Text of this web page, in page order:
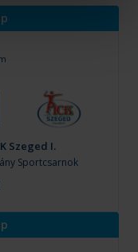
Szeged I.
Sportcsarnok